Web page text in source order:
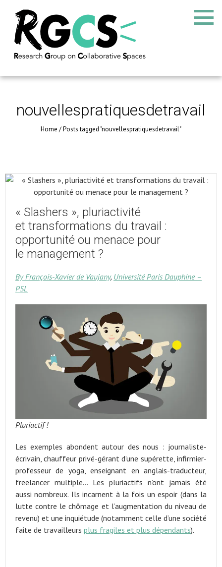
nouvellespratiquesdetravail
Home /Posts tagged "nouvellespratiquesdetravail"
« Slashers », pluriactivité
et transformations du travail :
opportunité ou menace pour
le management ?
By François-Xavier de Vaujany, Université Paris Dauphine –
PSL
Pluriactif !
Les exemples abondent autour des nous : journaliste-
écrivain, chauffeur privé-gérant d’une supérette, infirmier-
professeur de yoga, enseignant en anglais-traducteur,
freelancer multiple… Les pluriactifs n’ont jamais été
aussi nombreux. Ils incarnent à la fois un espoir (dans la
lutte contre le chômage et l’augmentation du niveau de
revenu) et une inquiétude (notamment celle d’une société
faite de travailleurs plus fragiles et plus dépendants).